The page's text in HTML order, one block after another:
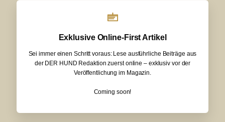
Exklusive Online-First Artikel
Sei immer einen Schritt voraus: Lese ausführliche Beiträge aus
der DER HUND Redaktion zuerst online – exklusiv vor der
Veröffentlichung im Magazin.
Coming soon!